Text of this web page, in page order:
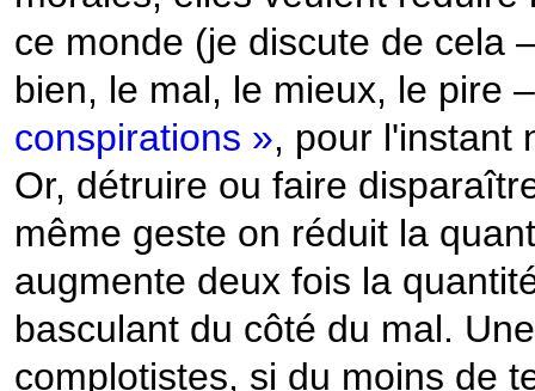
ce monde (je discute de cela
bien, le mal, le mieux, le pire
conspirations », pour l'instant
Or, détruire ou faire
même geste on réduit la
augmente deux fois la
basculant du côté du mal.
complotistes, si du moins de